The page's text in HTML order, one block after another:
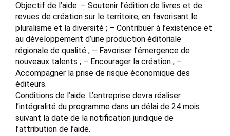
Objectif de l’aide: – Soutenir l’édition de livres et de
revues de création sur le territoire, en favorisant le
pluralisme et la diversité ; – Contribuer à l’existence et
au développement d’une production éditoriale
régionale de qualité ; – Favoriser l’émergence de
nouveaux talents ; – Encourager la création ; –
Accompagner la prise de risque économique des
éditeurs.
Conditions de l’aide: L’entreprise devra réaliser
l’intégralité du programme dans un délai de 24 mois
suivant la date de la notification juridique de
l’attribution de l’aide.